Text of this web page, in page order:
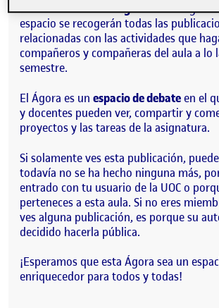
Te encuentras en elÁgorade la
espacio se recogerán todas las
relacionadas con las actividades que
compañeros y compañeras del aula a lo
semestre.
El Ágora es un espacio de debateen el
y docentes pueden ver, compartir y
proyectos y las tareas de la asignatura.
Si solamente ves esta publicación,
todavía no se ha hecho ninguna más,
entrado con tu usuario de la UOC o
perteneces a esta aula. Si no eres
ves alguna publicación, es porque su
decidido hacerla pública.
¡Esperamos que esta Ágora sea un
enriquecedor para todos y todas!